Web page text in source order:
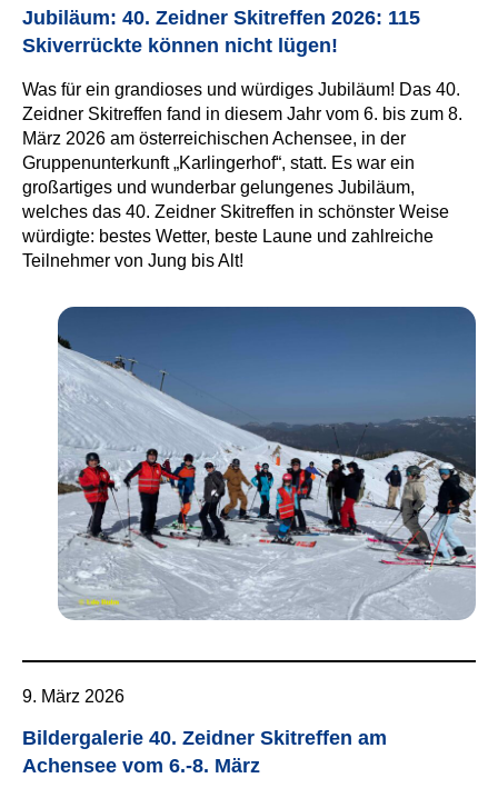
Jubiläum: 40. Zeidner Skitreffen 2026: 115
Skiverrückte können nicht lügen!
Was für ein grandioses und würdiges Jubiläum! Das 40.
Zeidner Skitreffen fand in diesem Jahr vom 6. bis zum 8.
März 2026 am österreichischen Achensee, in der
Gruppenunterkunft „Karlingerhof“, statt. Es war ein
großartiges und wunderbar gelungenes Jubiläum,
welches das 40. Zeidner Skitreffen in schönster Weise
würdigte: bestes Wetter, beste Laune und zahlreiche
Teilnehmer von Jung bis Alt!
9. März 2026
Bildergalerie 40. Zeidner Skitreffen am
Achensee vom 6.-8. März